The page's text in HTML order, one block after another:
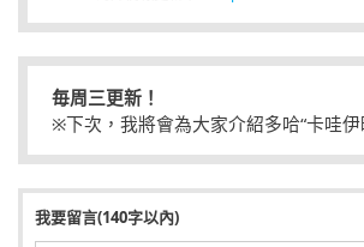
毎周三更新！
※下次，我將會為大家介紹多哈“卡哇伊
我要留言(140字以內)